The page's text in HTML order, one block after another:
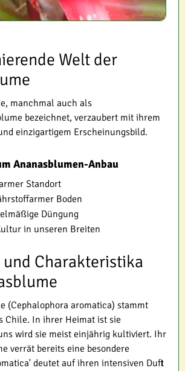
Welt der
manchmal auch als
bezeichnet, verzaubert mit ihrem
einzigartigem Erscheinungsbild.
Ananasblumen-Anbau
Standort
Boden
Düngung
in unseren Breiten
Charakteristika
(Cephalophora aromatica) stammt
Chile. In ihrer Heimat ist sie
wird sie meist einjährig kultiviert. Ihr
verrät bereits eine besondere
deutet auf ihren intensiven Duft